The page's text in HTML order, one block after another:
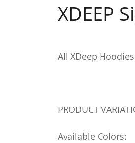
XDEEP
All XDeep
PRODUCT
Available Colors: